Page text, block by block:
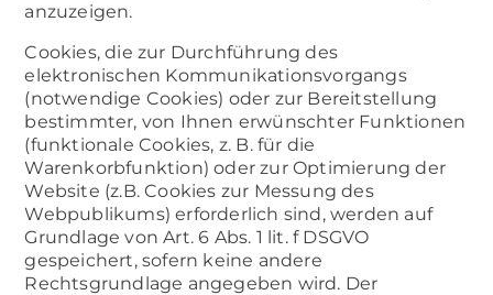
anzuzeigen.
Cookies, die zur Durchführung des
elektronischen Kommunikationsvorgangs
(notwendige Cookies) oder zur Bereitstellung
bestimmter, von Ihnen erwünschter Funktionen
(funktionale Cookies, z. B. für die
Warenkorbfunktion) oder zur Optimierung der
Website (z.B. Cookies zur Messung des
Webpublikums) erforderlich sind, werden auf
Grundlage von Art. 6 Abs. 1 lit. f DSGVO
gespeichert, sofern keine andere
Rechtsgrundlage angegeben wird. Der